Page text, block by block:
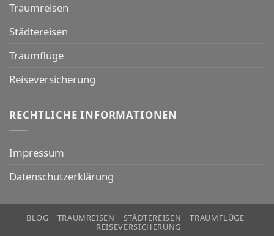
Traumreisen
Städtereisen
Traumflüge
Reiseversicherung
RECHTLICHE INFORMATIONEN
Impressum
Datenschutzerklärung
BLOG TRAUMREISEN STÄDTEREISEN
TRAUMFLÜGE
REISEVERSICHERUNG